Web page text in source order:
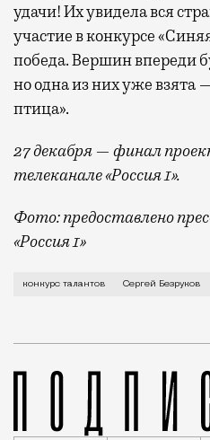
удачи! Их увидела вся
участие в конкурсе
победа. Вершин впереди
но одна из них уже взята
птица».
27 декабря — финал
телеканале «Россия 1».
Фото: предоставлено
«Россия 1»
О детстве возле метро
конкурс талантов Сергей Безруков